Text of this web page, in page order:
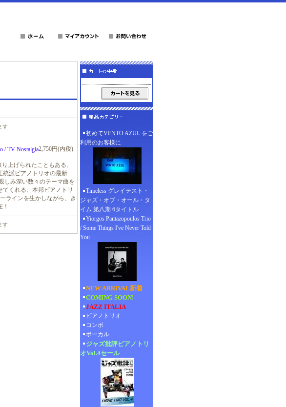
す
/ TV Nostalgia2,750円(内税)
上げられたこともある、
統派ピアノトリオの最新
しみ深い数々のテーマ曲を
くれる、本邦ピアノトリ
ラインを生かしながら、き
す
初めてVENTO AZUL をご
利用のお客様に
Timeless グレイテスト・
ジャズ・オブ・オール・タ
イム 第八期 6タイトル
Yiorgos Pantazopoulos Trio
/ Some Things I've Never Told
You
NEW ARRIVAL新着
COMING SOON!
JAZZ ITALIA
ピアノトリオ
コンボ
ボーカル
ジャズ批評ピアノトリ
オVol.4セール